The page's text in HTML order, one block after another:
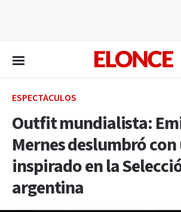
ESPECTÁCULOS
Outfit mundialista:
Mernes deslumbró
inspirado en la
argentina